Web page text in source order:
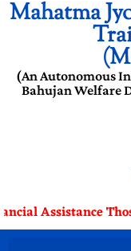
Mahatma
(An Autonomous
Bahujan Welfare
Assistance